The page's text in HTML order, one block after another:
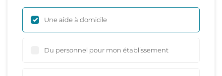
Une aide à domicile
Du personnel pour mon établissement